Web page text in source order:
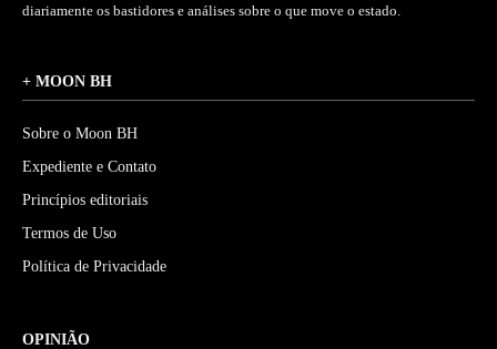
diariamente os bastidores e análises sobre o que move o estado.
+ MOON BH
Sobre o Moon BH
Expediente e Contato
Princípios editoriais
Termos de Uso
Política de Privacidade
OPINIÃO